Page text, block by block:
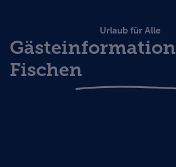
Urlaub für Alle
Gästeinformation
Fischen